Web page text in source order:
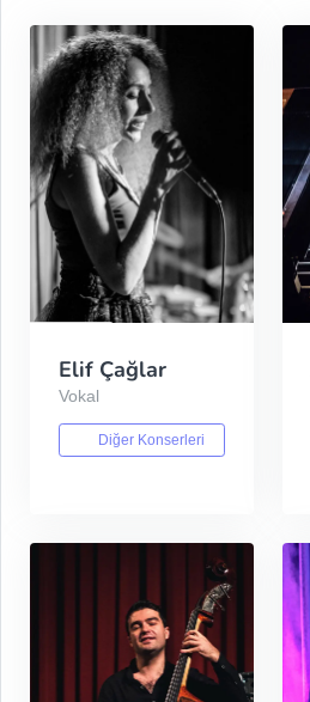
Elif Çağlar
Vokal
Diğer Konserleri